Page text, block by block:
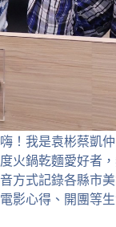
嗨！我是袁彬蔡凱
度火鍋乾麵愛好者
音方式記錄各縣市
電影心得、開團等生